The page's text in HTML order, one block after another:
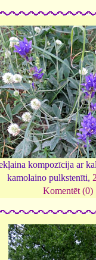
kompozīcija ar
kamolaino pulkstenīti,
Komentēt (0)